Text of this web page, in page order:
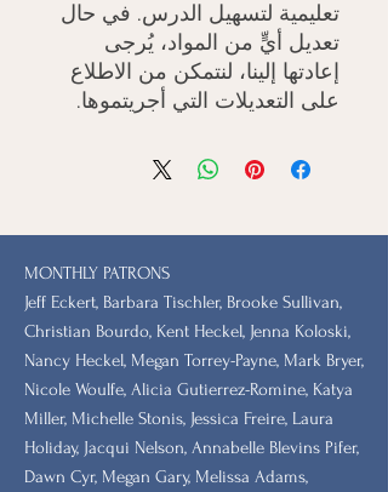
تعليمية لتسهيل الدرس. في حال
تعديل أيٍّ من المواد، يُرجى
إعادتها إلينا، لنتمكن من الاطلاع
على التعديلات التي أجريتموها.
MONTHLY PATRONS
​Jeff Eckert, Barbara Tischler, Brooke Sullivan,
Christian Bourdo, Kent Heckel, Jenna Koloski,
Nancy Heckel, Megan Torrey-Payne, Mark Bryer,
Nicole Woulfe, Alicia Gutierrez-Romine, Katya
Miller, Michelle Stonis, Jessica Freire, Laura
Holiday, Jacqui Nelson, Annabelle Blevins Pifer,
Dawn Cyr, Megan Gary, Melissa Adams,